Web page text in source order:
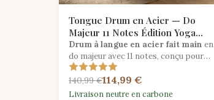
Tongue Drum en Acier — Do
Majeur 11 Notes Édition Yoga
Flow
Drum à langue en acier fait main en
do majeur avec 11 notes, conçu pour
accompagner le flow de yoga et la
relaxation guidée.
140,99 €114,99 €
Livraison neutre en carbone